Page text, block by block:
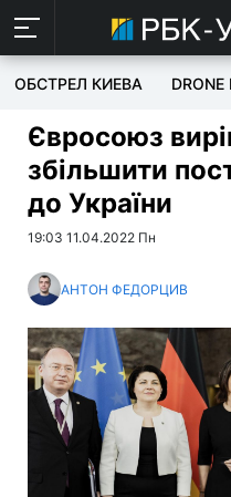
ОБСТРЕЛ КИЕВА DRONE
Євросоюз
збільшити
до України
19:03 11.04.2022 Пн
АНТОН ФЕДОРЦИВ